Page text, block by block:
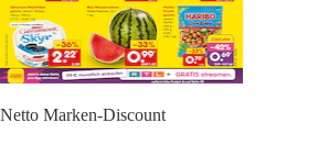
Netto Marken-Discount